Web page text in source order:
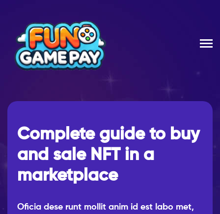
Complete guide to buy
and sale NFT in a
marketplace
Oficia dese runt mollit anim id est labo met,